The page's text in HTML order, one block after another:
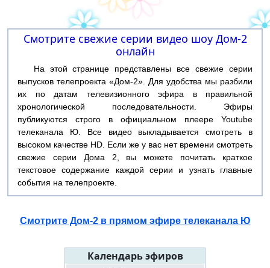
Смотрите свежие серии видео шоу Дом-2
онлайн
На этой странице представлены все свежие серии
выпусков телепроекта «Дом-2». Для удобства мы разбили
их по датам телевизионного эфира в правильной
хронологической последовательности. Эфиры
публикуются строго в официальном плеере Youtube
телеканала Ю. Все видео выкладывается смотреть в
высоком качестве HD. Если же у вас нет времени смотреть
свежие серии Дома 2, вы можете почитать краткое
текстовое содержание каждой серии и узнать главные
события на телепроекте.
Смотрите Дом-2 в прямом эфире телеканала Ю
Календарь эфиров